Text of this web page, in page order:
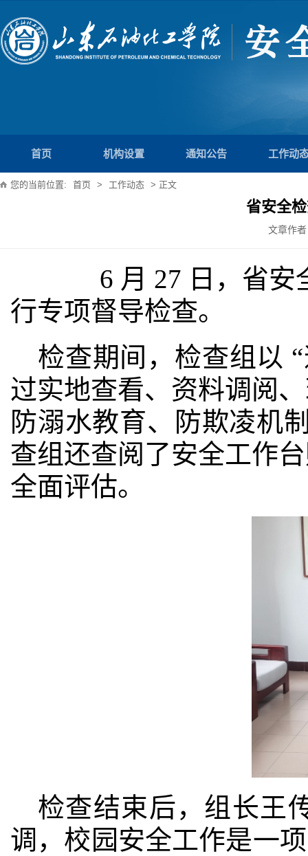
首页 机构设置 通知公告 工作动
您的当前位置: 首页 > 工作动态 > 正文
省安全
文章作
6 月 27 日，省
行专项督导检查。
检查期间，检查组以 “
过实地查看、资料调阅
防溺水教育、防欺凌机
查组还查阅了安全工作
全面评估。
检查结束后， 组长王
调，校园安全工作是一